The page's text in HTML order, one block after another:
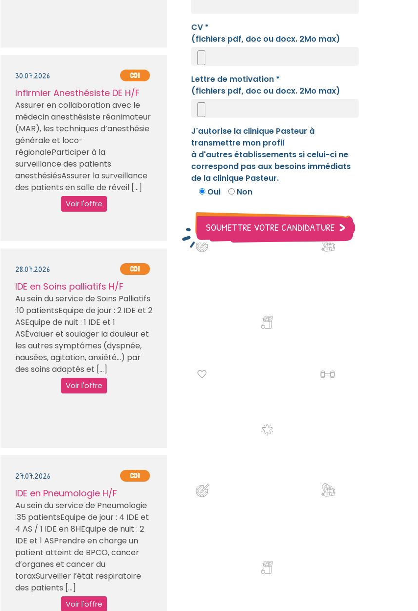
30.07.2026 CDI
Infirmier Anesthésiste DE H/F
Assurer en collaboration avec le
médecin anesthésiste réanimateur
(MAR), les techniques d’anesthésie
générale et loco-
régionaleParticiper à la
surveillance des patients
anesthésiésAssurer la surveillance
des patients en salle de réveil [...]
Voir l'offre
28.07.2026 CDI
IDE en Soins palliatifs H/F
Au sein du service de Soins Palliatifs
:10 patientsEquipe de jour : 2 IDE et 2
ASEquipe de nuit : 1 IDE et 1
ASÉvaluer et soulager la douleur et
les autres symptômes (dyspnée,
nausées, agitation, anxiété…) par
des soins adaptés et [...]
Voir l'offre
27.07.2026 CDI
IDE en Pneumologie H/F
Au sein du service de Pneumologie
:35 patientsEquipe de jour : 4 IDE et
4 AS / 1 IDE en 8HEquipe de nuit : 2
IDE et 1 ASPrendre en charge un
patient atteint de BPCO, cancer
d’organes et cancer du
toraxSurveiller l’état respiratoire
des patients [...]
Voir l'offre
CV *
(fichiers pdf, doc ou docx. 2Mo max)
Lettre de motivation *
(fichiers pdf, doc ou docx. 2Mo max)
J'autorise la clinique Pasteur à
transmettre mon profil
à d'autres établissements si celui-ci ne
correspond pas aux besoins immédiats
de la clinique Pasteur.
Oui
Non
SOUMETTRE VOTRE CANDIDATURE